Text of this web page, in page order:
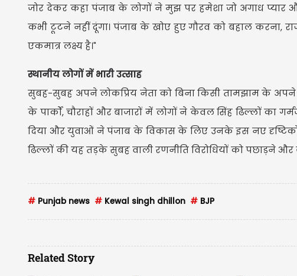
जोर देकर कहा पंजाब के लोगों ने मुझ पर हमेशा जो अगाध प्यार
कभी टूटने नहीं दूंगा। पंजाब के खोए हुए गौरव को बहाल करना,
एकमात्र लक्ष्य है।"
स्थानीय लोगों में भारी उत्साह
सुबह-सुबह अपने लोकप्रिय नेता को बिना किसी तामझाम के
के पार्कों, चौराहों और बाजारों में लोगों ने केवल सिंह ढिल्लों का
दिया और युवाओं ने पंजाब के विकास के लिए उनके इस नए
ढिल्लों की यह तड़के सुबह वाली रणनीति विरोधियों को पछाड़ने
# Punjab news # Kewal singh dhillon # BJP
Related Story